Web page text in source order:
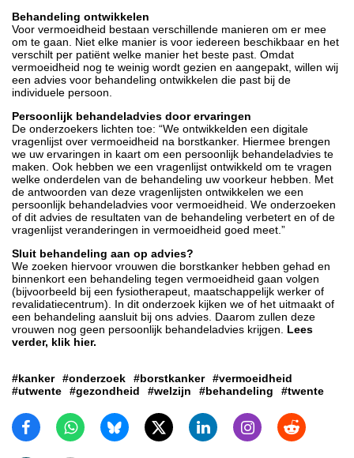
Behandeling ontwikkelen
Voor vermoeidheid bestaan verschillende manieren om er mee
om te gaan. Niet elke manier is voor iedereen beschikbaar en het
verschilt per patiënt welke manier het beste past. Omdat
vermoeidheid nog te weinig wordt gezien en aangepakt, willen wij
een advies voor behandeling ontwikkelen die past bij de
individuele persoon.
Persoonlijk behandeladvies door ervaringen
De onderzoekers lichten toe: “We ontwikkelden een digitale
vragenlijst over vermoeidheid na borstkanker. Hiermee brengen
we uw ervaringen in kaart om een persoonlijk behandeladvies te
maken. Ook hebben we een vragenlijst ontwikkeld om te vragen
welke onderdelen van de behandeling uw voorkeur hebben. Met
de antwoorden van deze vragenlijsten ontwikkelen we een
persoonlijk behandeladvies voor vermoeidheid. We onderzoeken
of dit advies de resultaten van de behandeling verbetert en of de
vragenlijst veranderingen in vermoeidheid goed meet.”
Sluit behandeling aan op advies?
We zoeken hiervoor vrouwen die borstkanker hebben gehad en
binnenkort een behandeling tegen vermoeidheid gaan volgen
(bijvoorbeeld bij een fysiotherapeut, maatschappelijk werker of
revalidatiecentrum). In dit onderzoek kijken we of het uitmaakt of
een behandeling aansluit bij ons advies. Daarom zullen deze
vrouwen nog geen persoonlijk behandeladvies krijgen. Lees
verder, klik hier.
#kanker #onderzoek #borstkanker
#vermoeidheid
#utwente
#gezondheid #welzijn #behandeling #twente